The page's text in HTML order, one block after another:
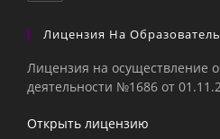
Лицензия На
Лицензия на осуществление
деятельности №1686 от
Открыть лицензию